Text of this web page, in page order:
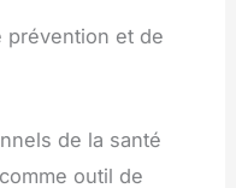
prévention et de
de la santé
outil de